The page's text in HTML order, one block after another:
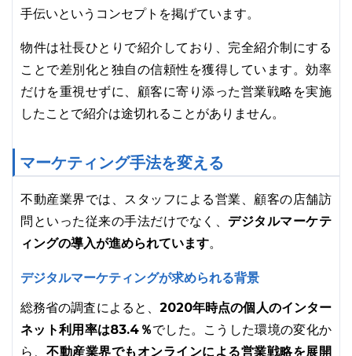
手伝いというコンセプトを掲げています。
物件は社長ひとりで紹介しており、完全紹介制にする
ことで差別化と独自の信頼性を獲得しています。効率
だけを重視せずに、顧客に寄り添った営業戦略を実施
したことで紹介は途切れることがありません。
マーケティング手法を変える
不動産業界では、スタッフによる営業、顧客の店舗訪
問といった従来の手法だけでなく、デジタルマーケテ
ィングの導入が進められています。
デジタルマーケティングが求められる背景
総務省の調査によると、 2020年時点の個人のインター
ネット利用率は83.4％でした。こうした環境の変化か
ら、不動産業界でもオンラインによる営業戦略を展開